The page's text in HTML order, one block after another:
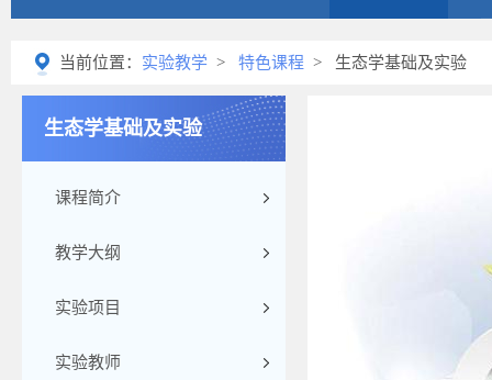
当前位置： 实验教学 > 特色课程 > 生态学基础及实验
生态学基础及实验
课程简介
教学大纲
实验项目
实验教师